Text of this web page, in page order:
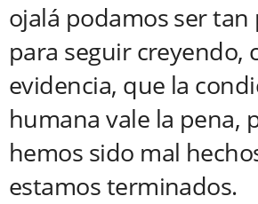
ojalá podamos ser
para seguir creyendo,
evidencia, que la
humana vale la pena,
hemos sido mal
estamos terminados.